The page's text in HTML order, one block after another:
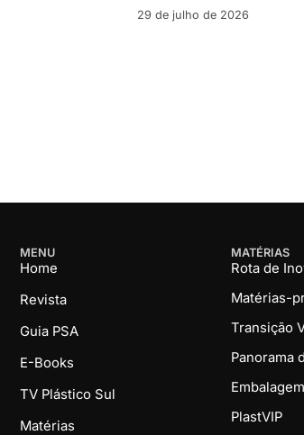
29 de julho de 2026
MENU
Home
Revista
Guia PSA
E-Books
TV Plástico Sul
Matérias
MATÉRIAS
Rota de
Matérias-
Transição
Panorama
PlastVIP